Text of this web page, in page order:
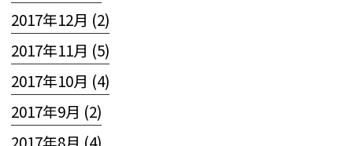
2017年12月 (2)
2017年11月 (5)
2017年10月 (4)
2017年9月 (2)
2017年8月 (4)